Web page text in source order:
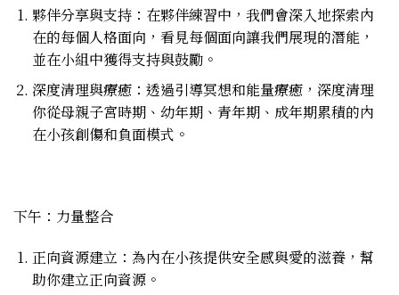
夥伴分享與支持：在夥伴練習中，我們會深入地探索內
在的每個人格面向，看見每個面向讓我們展現的潛能，
並在小組中獲得支持與鼓勵。
深度清理與療癒：透過引導冥想和能量療癒，深度清理
你從母親子宮時期、幼年期、青年期、成年期累積的內
在小孩創傷和負面模式。
下午：力量整合
正向資源建立：為內在小孩提供安全感與愛的滋養，幫
助你建立正向資源。